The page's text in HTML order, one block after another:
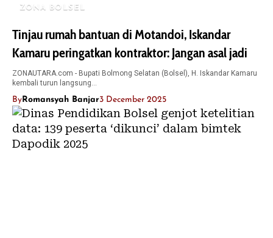
ZONA BOLSEL
Tinjau rumah bantuan di Motandoi, Iskandar
Kamaru peringatkan kontraktor: Jangan asal jadi
ZONAUTARA.com - Bupati Bolmong Selatan (Bolsel), H. Iskandar Kamaru
kembali turun langsung…
ByRomansyah Banjar3 December 2025